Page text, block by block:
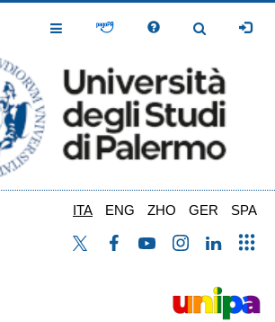
Toggle
Toggle
ITA ENG ZHO GER SPA